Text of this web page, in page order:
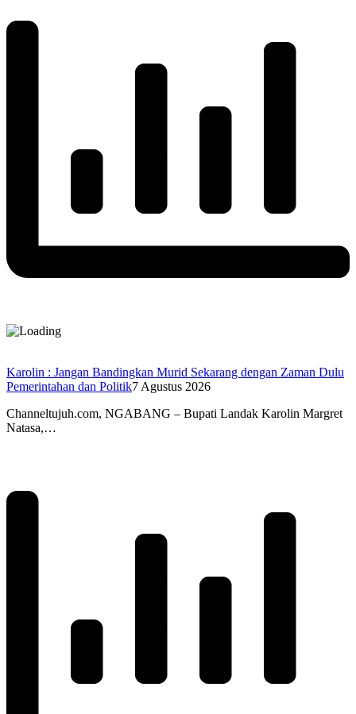
Karolin : Jangan Bandingkan Murid Sekarang dengan Zaman Dulu
Pemerintahan dan Politik7 Agustus 2026
Channeltujuh.com, NGABANG – Bupati Landak Karolin Margret
Natasa,…